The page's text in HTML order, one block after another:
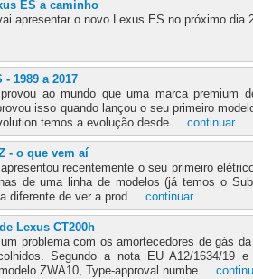
ES a caminho
apresentar o novo Lexus ES no próximo dia
- 1989 a 2017
ao mundo que uma marca premium
isso quando lançou o seu primeiro
temos a evolução desde ... continuar
- o que vem aí
recentemente o seu primeiro
de uma linha de modelos (já temos o
diferente de ver a prod ... continuar
Lexus CT200h
problema com os amortecedores de gás
Segundo a nota EU A12/1634/19
ZWA10, Type-approval numbe ...